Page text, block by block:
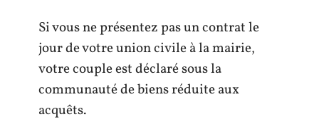
Si vous ne présentez pas un contrat le
jour de votre union civile à la mairie,
votre couple est déclaré sous la
communauté de biens réduite aux
acquêts.